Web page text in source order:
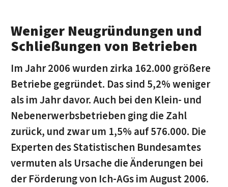
Weniger Neugründungen und
Schließungen von Betrieben
Im Jahr 2006 wurden zirka 162.000 größere
Betriebe gegründet. Das sind 5,2% weniger
als im Jahr davor. Auch bei den Klein- und
Nebenerwerbsbetrieben ging die Zahl
zurück, und zwar um 1,5% auf 576.000. Die
Experten des Statistischen Bundesamtes
vermuten als Ursache die Änderungen bei
der Förderung von Ich-AGs im August 2006.